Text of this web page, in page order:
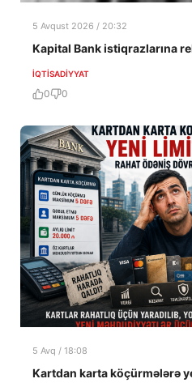
5 Avqust 2026 / 20:32
Kapital Bank istiqrazlarına
İQTISADIYYAT
0 0
5 Avq / 18:08
Kartdan karta köçürmələrə